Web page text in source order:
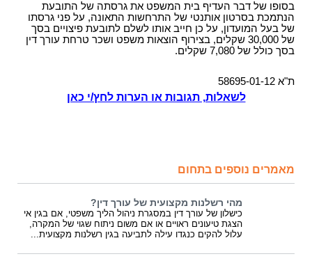
בסופו של דבר העדיף בית המשפט את גרסתה של התובעת
הנתמכת בסרטון אותנטי של התרחשות התאונה, על פני גרסתו
של בעל המועדון, על כן חייב אותו לשלם לתובעת פיצויים בסך
של 30,000 שקלים, בצירוף הוצאות משפט ושכר טרחת עורך דין
בסך כולל של 7,080 שקלים.
ת"א 58695-01-12
לשאלות, תגובות או הערות לחץ/י כאן
מאמרים נוספים בתחום
מהי רשלנות מקצועית של עורך דין?
כישלון של עורך דין במסגרת ניהול הליך משפטי, אם בגין אי
הצגת טיעונים ראויים או אם משום ניתוח שגוי של המקרה,
עלול להקים כנגדו עילה לתביעה בגין רשלנות מקצועית...